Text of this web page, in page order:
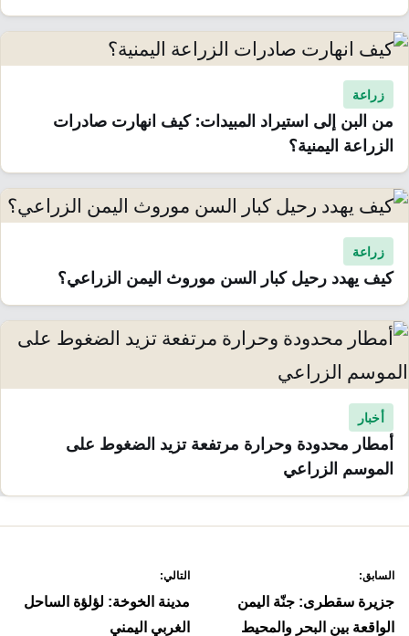
زراعة
من البن إلى استيراد المبيدات: كيف انهارت صادرات
الزراعة اليمنية؟
زراعة
كيف يهدد رحيل كبار السن موروث اليمن الزراعي؟
أخبار
أمطار محدودة وحرارة مرتفعة تزيد الضغوط على
الموسم الزراعي
المقالات
السابق:
جزيرة سقطرى: جنّة اليمن
الواقعة بين البحر والمحيط
التالي:
مدينة الخوخة: لؤلؤة الساحل
الغربي اليمني